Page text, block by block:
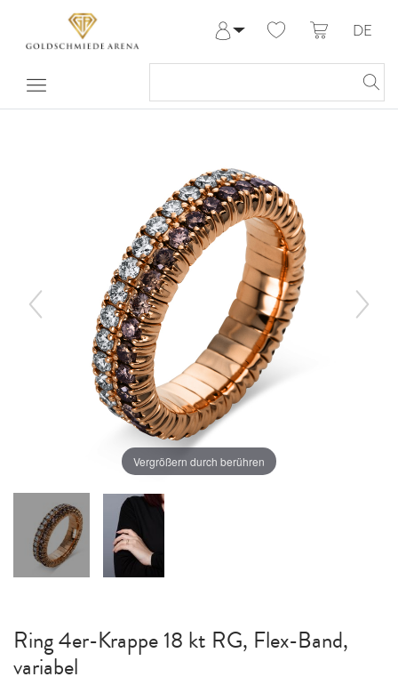
Meine Bestellungen
DE
Vergrößern durch berühren
Ring 4er-Krappe 18 kt RG, Flex-Band,
variabel